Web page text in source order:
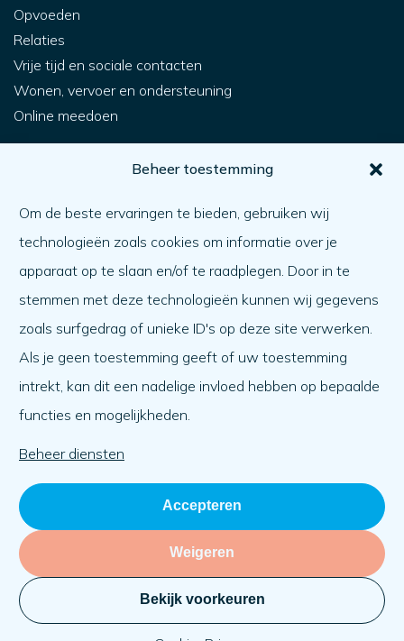
Beheer toestemming
Om de beste ervaringen te bieden, gebruiken wij
technologieën zoals cookies om informatie over je
apparaat op te slaan en/of te raadplegen. Door in te
stemmen met deze technologieën kunnen wij gegevens
zoals surfgedrag of unieke ID's op deze site verwerken.
Als je geen toestemming geeft of uw toestemming
intrekt, kan dit een nadelige invloed hebben op bepaalde
functies en mogelijkheden.
Beheer diensten
Accepteren
Weigeren
Bekijk voorkeuren
Opvoeden
Relaties
Vrije tijd en sociale contacten
Wonen, vervoer en ondersteuning
Online meedoen
Wat er speelt
Agenda
Over ons
Over ons
Werken bij
Team
Privacy